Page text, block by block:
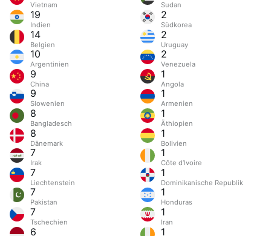
Vietnam
19
Indien
14
Belgien
10
Argentinien
9
China
9
Slowenien
8
Bangladesch
8
Dänemark
7
Irak
7
Liechtenstein
7
Pakistan
7
Tschechien
6
Sudan
2
Südkorea
2
Uruguay
2
Venezuela
1
Angola
1
Armenien
1
Äthiopien
1
Bolivien
1
Côte d’Ivoire
1
Dominikanische Republik
1
Honduras
1
Iran
1